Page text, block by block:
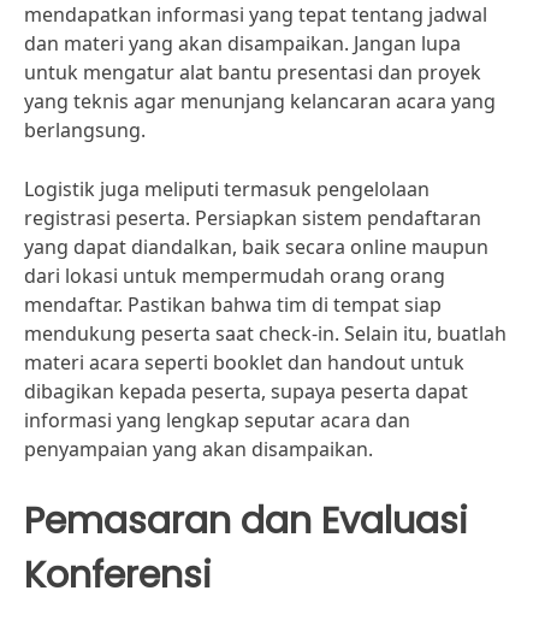
mendapatkan informasi yang tepat tentang jadwal
dan materi yang akan disampaikan. Jangan lupa
untuk mengatur alat bantu presentasi dan proyek
yang teknis agar menunjang kelancaran acara yang
berlangsung.
Logistik juga meliputi termasuk pengelolaan
registrasi peserta. Persiapkan sistem pendaftaran
yang dapat diandalkan, baik secara online maupun
dari lokasi untuk mempermudah orang orang
mendaftar. Pastikan bahwa tim di tempat siap
mendukung peserta saat check-in. Selain itu, buatlah
materi acara seperti booklet dan handout untuk
dibagikan kepada peserta, supaya peserta dapat
informasi yang lengkap seputar acara dan
penyampaian yang akan disampaikan.
Pemasaran dan Evaluasi
Konferensi